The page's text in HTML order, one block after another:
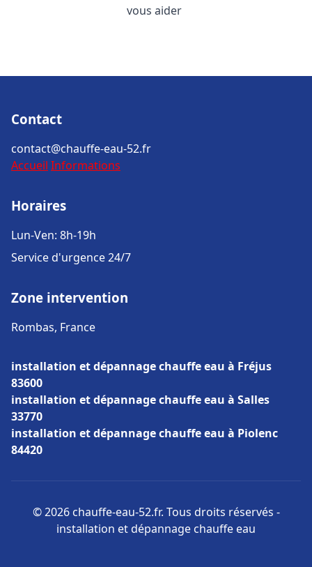
vous aider
Contact
contact@chauffe-eau-52.fr
Accueil Informations
Horaires
Lun-Ven: 8h-19h
Service d'urgence 24/7
Zone intervention
Rombas, France
installation et dépannage chauffe eau à Fréjus
83600
installation et dépannage chauffe eau à Salles
33770
installation et dépannage chauffe eau à Piolenc
84420
© 2026 chauffe-eau-52.fr. Tous droits réservés -
installation et dépannage chauffe eau